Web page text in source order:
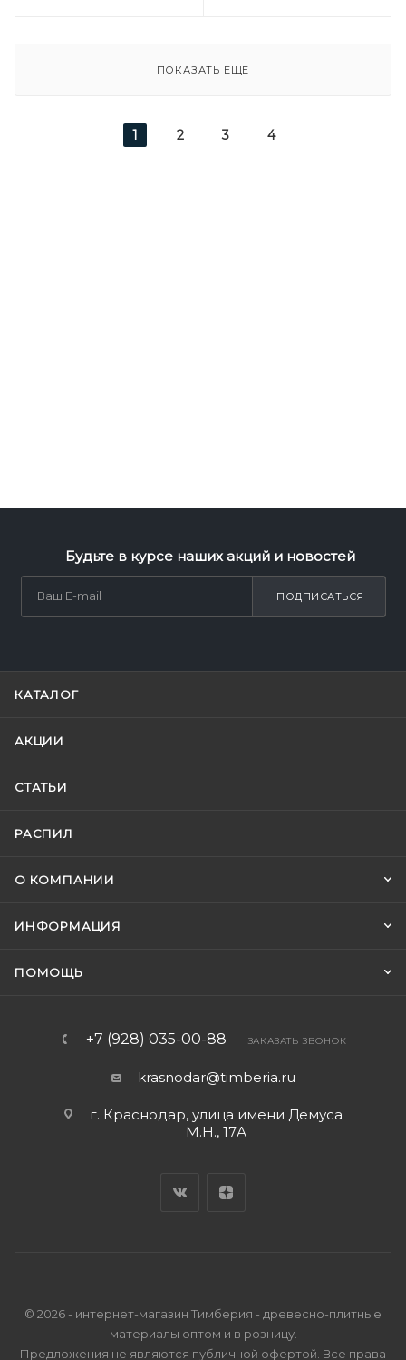
ПОКАЗАТЬ ЕЩЕ
1 2 3 4
Будьте в курсе наших акций и новостей
ПОДПИСАТЬСЯ
КАТАЛОГ
АКЦИИ
СТАТЬИ
РАСПИЛ
О КОМПАНИИ
ИНФОРМАЦИЯ
ПОМОЩЬ
+7 (928) 035-00-88 ЗАКАЗАТЬ ЗВОНОК
krasnodar@timberia.ru
г. Краснодар, улица имени Демуса
М.Н., 17А
© 2026 - интернет-магазин Тимберия - древесно-плитные
материалы оптом и в розницу.
Предложения не являются публичной офертой. Все права